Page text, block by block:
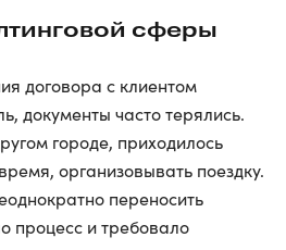
сферы
договора с клиентом
документы часто терялись.
городе, приходилось
организовывать поездку.
переносить
процесс и требовало